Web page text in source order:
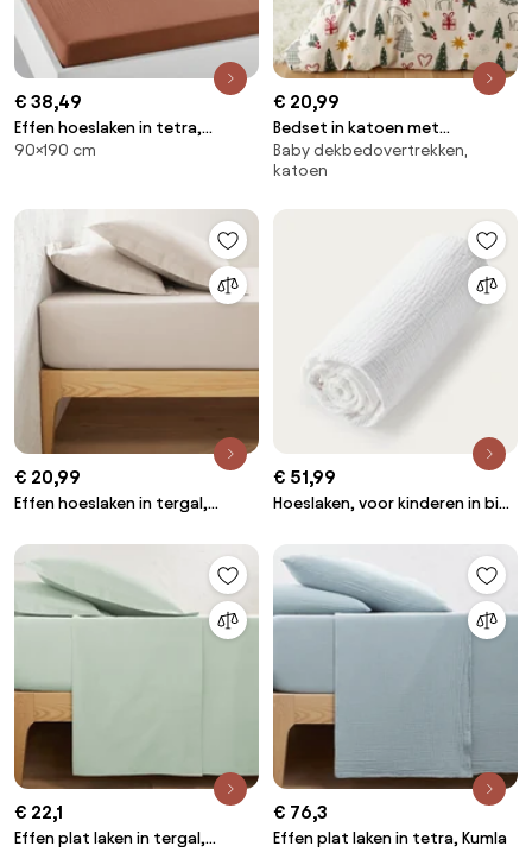
€ 38,49
Effen hoeslaken in tetra,
kinderen, Kumla
90×190 cm
€ 20,99
Bedset in katoen met
rechthoekige kussensloop,
Finland
Baby dekbedovertrekken,
katoen
€ 20,99
Effen hoeslaken in tergal,
€ 51,99
Hoeslaken, voor kinderen in bio
€ 22,1
Effen plat laken in tergal,
€ 76,3
Effen plat laken in tetra, Kumla